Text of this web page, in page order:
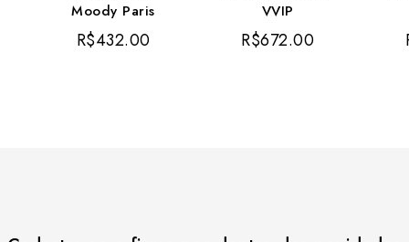
Moody Paris
R$432.00
VVIP
R$672.00